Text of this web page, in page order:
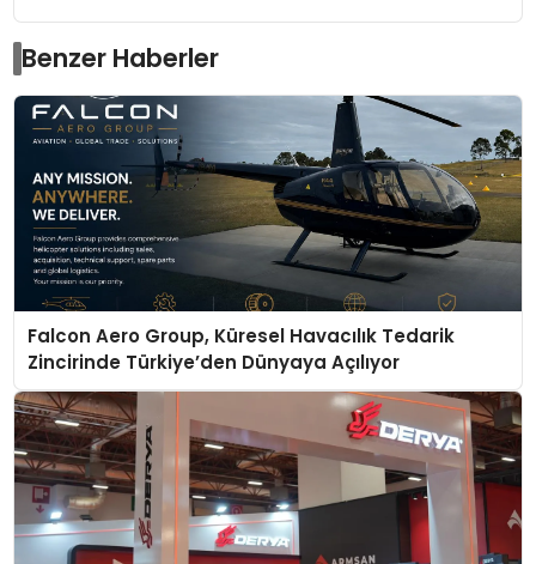
Benzer Haberler
Falcon Aero Group, Küresel Havacılık Tedarik
Zincirinde Türkiye’den Dünyaya Açılıyor